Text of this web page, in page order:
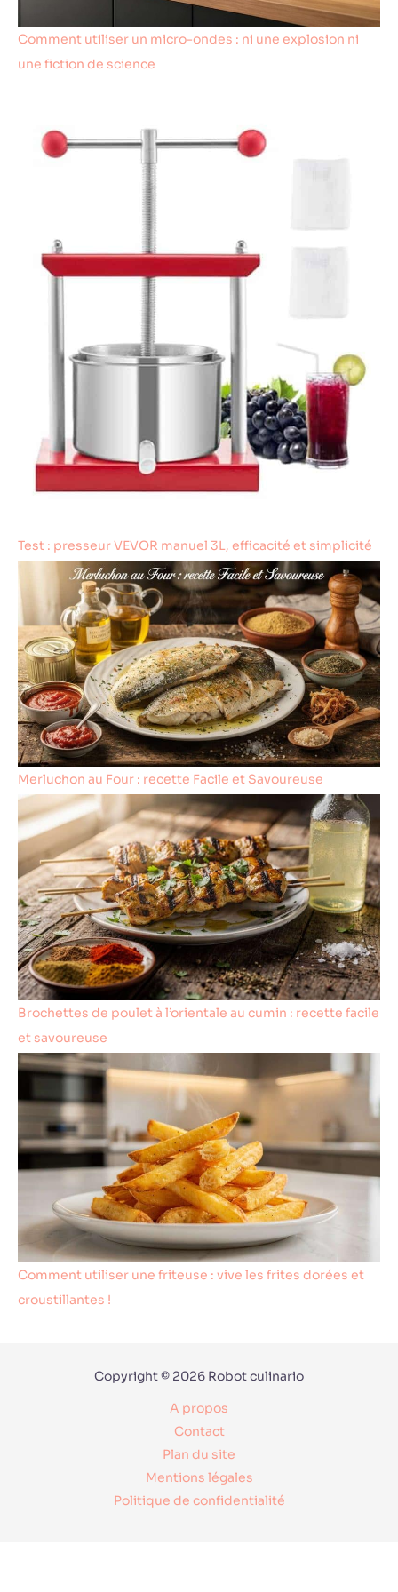
aluminium
possède un
cuisson saine et un
nettoyage ultra-
COULEUR] Prêt à
l'emploi et idéal
pour offrir !
autres modèles du
appareil est livré
magnifique livre
de recettes
imprimé en
couleur et en
plusieurs langues
(dont le français)
d'inspiration. Le
pack comprend
également : 1x
verre doseur, 1x
cuillère à riz, 1x
cuve antiadhésive
et 1x câble
d'alimentation de
1m. Garantie 2 ans
incluse.
Comment utiliser un micro-ondes : ni une explosion ni
une fiction de science
Test : presseur VEVOR manuel 3L, efficacité et simplicité
Merluchon au Four : recette Facile et Savoureuse
Brochettes de poulet à l’orientale au cumin : recette facile
et savoureuse
Comment utiliser une friteuse : vive les frites dorées et
croustillantes !
Copyright © 2026 Robot culinario
A propos
Contact
Plan du site
Mentions légales
Politique de confidentialité